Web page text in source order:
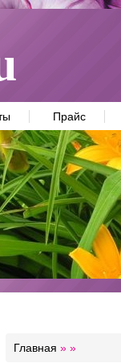
Прайс
Главная » »